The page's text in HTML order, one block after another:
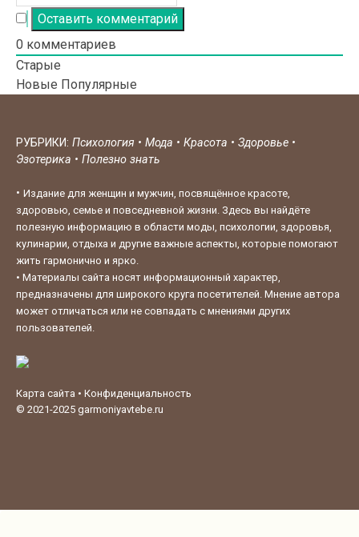
0 комментариев
Старые
Новые Популярные
РУБРИКИ: Психология • Мода • Красота • Здоровье •
Эзотерика • Полезно знать
• Издание для женщин и мужчин, посвящённое красоте,
здоровью, семье и повседневной жизни. Здесь вы найдёте
полезную информацию в области моды, психологии, здоровья,
кулинарии, отдыха и другие важные аспекты, которые помогают
жить гармонично и ярко.
• Материалы сайта носят информационный характер,
предназначены для широкого круга посетителей. Мнение автора
может отличаться или не совпадать с мнениями других
пользователей.
Карта сайта • Конфиденциальность
© 2021-2025 garmoniyavtebe.ru